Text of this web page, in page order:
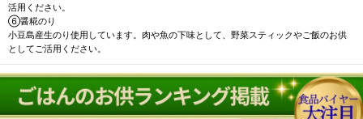
活用ください。
⑥醤糀のり
小豆島産生のり使用しています。肉や魚の下味として、野菜スティックやご飯のお供
としてご活用ください。